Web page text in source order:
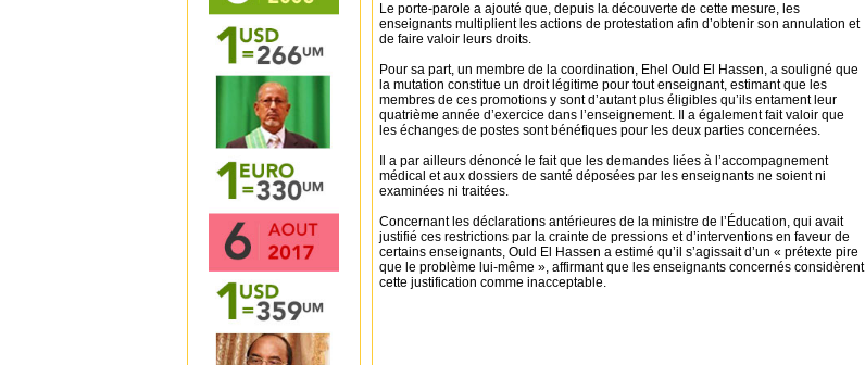
Le porte-parole a ajouté que, depuis la découverte de cette mesure, les
enseignants multiplient les actions de protestation afin d’obtenir son annulation et
de faire valoir leurs droits.
Pour sa part, un membre de la coordination, Ehel Ould El Hassen, a souligné que
la mutation constitue un droit légitime pour tout enseignant, estimant que les
membres de ces promotions y sont d’autant plus éligibles qu’ils entament leur
quatrième année d’exercice dans l’enseignement. Il a également fait valoir que
les échanges de postes sont bénéfiques pour les deux parties concernées.
Il a par ailleurs dénoncé le fait que les demandes liées à l’accompagnement
médical et aux dossiers de santé déposées par les enseignants ne soient ni
examinées ni traitées.
Concernant les déclarations antérieures de la ministre de l’Éducation, qui avait
justifié ces restrictions par la crainte de pressions et d’interventions en faveur de
certains enseignants, Ould El Hassen a estimé qu’il s’agissait d’un « prétexte pire
que le problème lui-même », affirmant que les enseignants concernés considèrent
cette justification comme inacceptable.